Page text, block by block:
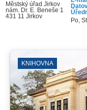
Městský úřad Jirkov
nám. Dr. E. Beneše 1
431 11 Jirkov
Po,
KNIHOVNA